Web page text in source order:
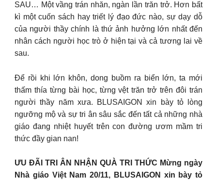
SAU… Một vầng trán nhăn, ngàn lần trăn trở. Hơn bất
kì một cuốn sách hay triết lý đạo đức nào, sự dạy dỗ
của người thầy chính là thứ ảnh hưởng lớn nhất đến
nhân cách người học trò ở hiện tại và cả tương lai về
sau.
Để rồi khi lớn khôn, dong buồm ra biển lớn, ta mới
thấm thía từng bài học, từng vệt trăn trở trên đôi trán
người thầy năm xưa. BLUSAIGON xin bày tỏ lòng
ngưỡng mộ và sự tri ân sâu sắc đến tất cả những nhà
giáo đang nhiệt huyết trên con đường ươm mầm tri
thức đầy gian nan!
ƯU ĐÃI TRI ÂN NHẬN QUÀ TRI THỨC Mừng ngày
Nhà giáo Việt Nam 20/11, BLUSAIGON xin bày tỏ